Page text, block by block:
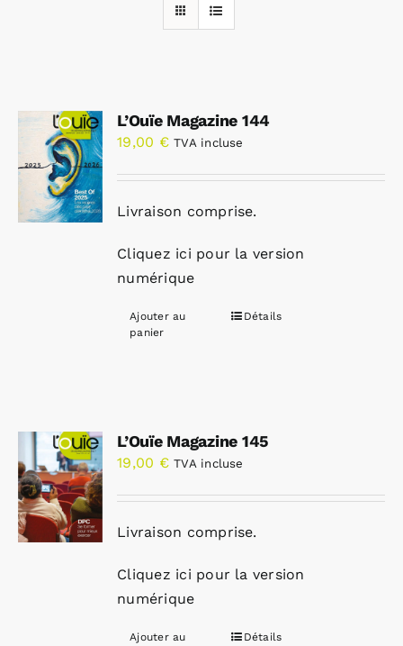
Annonces emploi
L’Ouïe Magazine 144
19,00 € TVA incluse
Livraison comprise.
Cliquez ici pour la version
numérique
Ajouter au
panier
Détails
L’Ouïe Magazine 145
19,00 € TVA incluse
Livraison comprise.
Cliquez ici pour la version
numérique
Ajouter au
Détails